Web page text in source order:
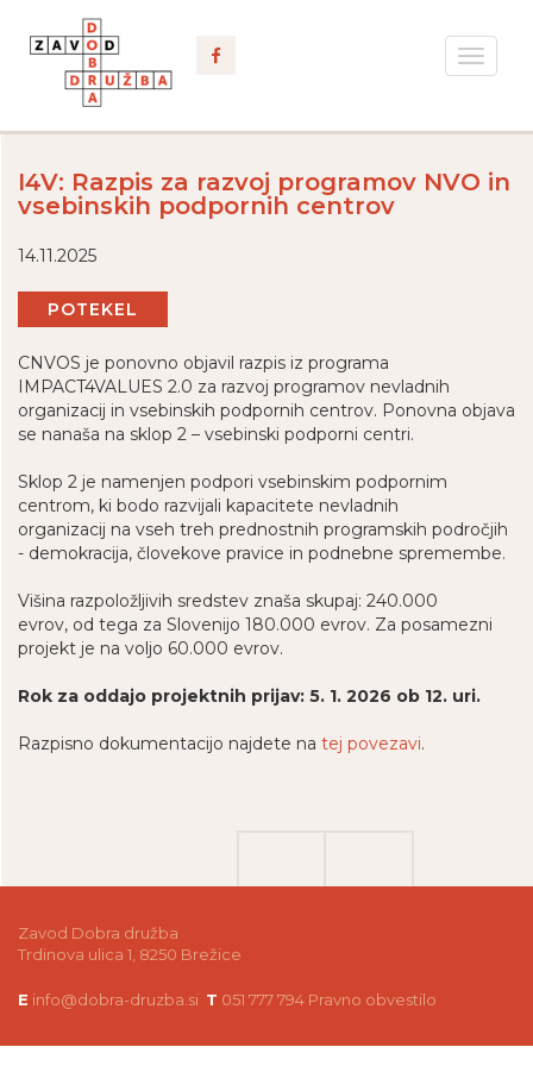
Toggle
I4V: Razpis za razvoj programov NVO in
vsebinskih podpornih centrov
14.11.2025
POTEKEL
CNVOS je ponovno objavil razpis iz programa
IMPACT4VALUES 2.0 za razvoj programov nevladnih
organizacij in vsebinskih podpornih centrov. Ponovna objava
se nanaša na sklop 2 – vsebinski podporni centri.
Sklop 2 je namenjen podpori vsebinskim podpornim
centrom, ki bodo razvijali kapacitete nevladnih
organizacij na vseh treh prednostnih programskih področjih
- demokracija, človekove pravice in podnebne spremembe.
Višina razpoložljivih sredstev znaša skupaj: 240.000
evrov, od tega za Slovenijo 180.000 evrov. Za posamezni
projekt je na voljo 60.000 evrov.
Rok za oddajo projektnih prijav: 5. 1. 2026 ob 12. uri.
Razpisno dokumentacijo najdete na tej povezavi.
Zavod Dobra družba
Trdinova ulica 1, 8250 Brežice
E info@dobra-druzba.si T 051 777 794 Pravno obvestilo